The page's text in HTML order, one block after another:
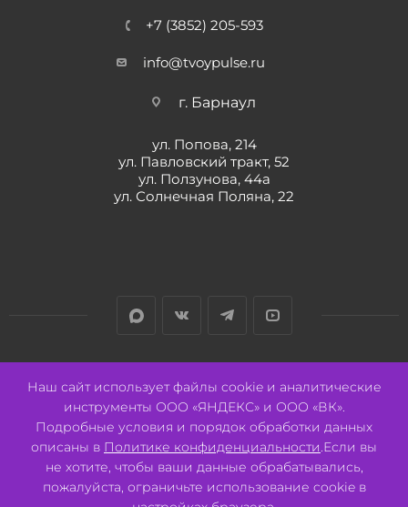
+7 (3852) 205-593
info@tvoypulse.ru
г. Барнаул
ул. Попова, 214
ул. Павловский тракт, 52
ул. Ползунова, 44а
ул. Солнечная Поляна, 22
2026 © ООО "СВК"/ 656064 г. Барнаул, ул. Павловский тракт, 52.
ИНН 2221130516 ОГРН 1082221000531.
Pulse - сеть магазинов для активных
Разработано:Авалон
Наш сайт использует файлы cookie и аналитические
инструменты ООО «ЯНДЕКС» и ООО «ВК».
Подробные условия и порядок обработки данных
описаны в Политике конфиденциальности.Если вы
не хотите, чтобы ваши данные обрабатывались,
пожалуйста, ограничьте использование cookie в